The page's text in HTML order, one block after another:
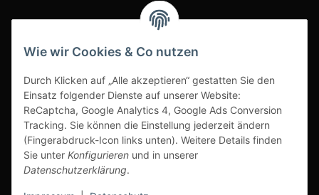
Wie wir Cookies & Co nutzen
Durch Klicken auf „Alle akzeptieren“ gestatten Sie den
Einsatz folgender Dienste auf unserer Website:
ReCaptcha, Google Analytics 4, Google Ads Conversion
Tracking. Sie können die Einstellung jederzeit ändern
(Fingerabdruck-Icon links unten). Weitere Details finden
Sie unter Konfigurieren und in unserer
Datenschutzerklärung.